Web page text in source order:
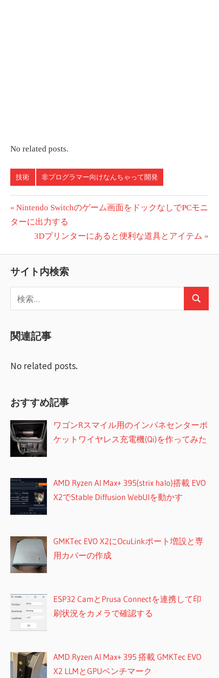
No related posts.
技術 非プログラマー向けなんちゃって開発
投
稿
ビ
ゲ
ー
ョ
ン
前
の
Nintendo Switchのゲーム画面をドックなしでPCモニ
ターに出力する
次
稿:
3Dプリンターにあると便利な道具とアイテム
サイト内検索
索:
検
関連記事
No related posts.
おすすめ記事
ワゴンRスマイル用のインパネセンターポ
ケットワイヤレス充電機(Qi)を作ってみた
AMD Ryzen AI Max+ 395(strix halo)搭載 EVO
X2でStable Diffusion WebUIを動かす
GMKTec EVO X2にOcuLinkポート増設と専
用カバーの作成
ESP32 CamとPrusa Connectを連携して印
刷状況をカメラで確認する
AMD Ryzen AI Max+ 395 搭載 GMKTec EVO
X2 LLMとGPUベンチマーク